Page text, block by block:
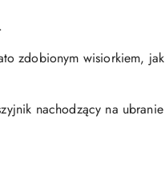
zdobionym wisiorkiem,
nachodzący na